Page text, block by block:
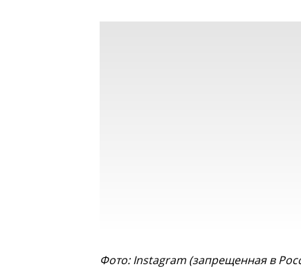
Фото: Instagram (запрещенная в